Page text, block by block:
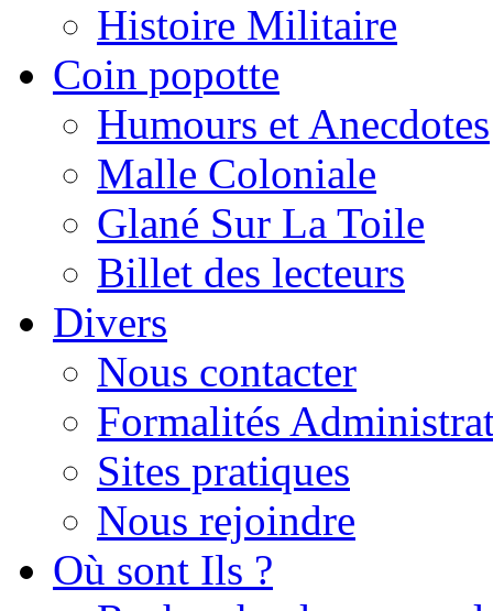
Histoire Militaire
Coin popotte
Humours et Anecdotes
Malle Coloniale
Glané Sur La Toile
Billet des lecteurs
Divers
Nous contacter
Formalités
Sites pratiques
Nous rejoindre
Où sont Ils ?